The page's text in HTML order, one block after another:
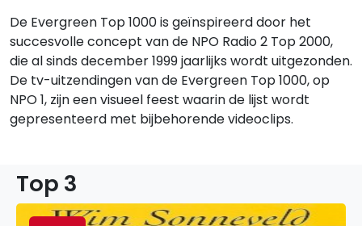
De Evergreen Top 1000 is geïnspireerd door het
succesvolle concept van de NPO Radio 2 Top 2000,
die al sinds december 1999 jaarlijks wordt uitgezonden.
De tv-uitzendingen van de Evergreen Top 1000, op
NPO 1, zijn een visueel feest waarin de lijst wordt
gepresenteerd met bijbehorende videoclips.
Top 3